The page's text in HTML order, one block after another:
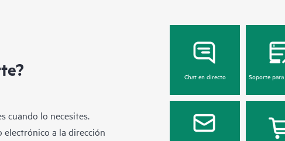
cuando lo necesites.
electrónico a la dirección
Chat en directo Soporte